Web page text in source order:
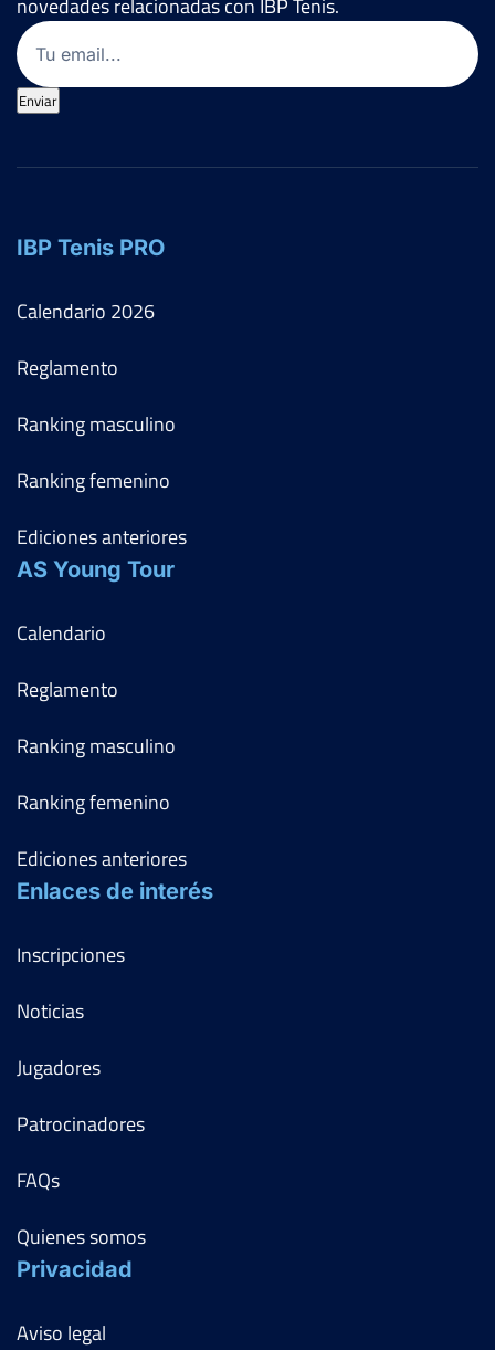
novedades relacionadas con IBP Tenis.
Email
Enviar
IBP Tenis PRO
Calendario 2026
Reglamento
Ranking masculino
Ranking femenino
Ediciones anteriores
AS Young Tour
Calendario
Reglamento
Ranking masculino
Ranking femenino
Ediciones anteriores
Enlaces de interés
Inscripciones
Noticias
Jugadores
Patrocinadores
FAQs
Quienes somos
Privacidad
Aviso legal